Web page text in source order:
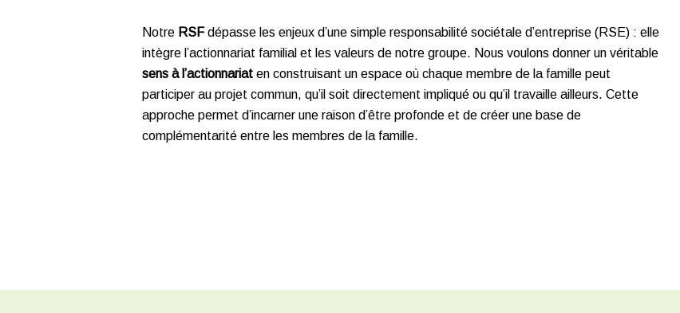
Notre RSFdépasse les enjeux d’une simple responsabilité sociétale d’entreprise (RSE) : elle
intègre l’actionnariat familial et les valeurs de notre groupe. Nous voulons donner un véritable
sens à l’actionnariaten construisant un espace où chaque membre de la famille peut
participer au projet commun, qu’il soit directement impliqué ou qu’il travaille ailleurs. Cette
approche permet d’incarner une raison d’être profonde et de créer une base de
complémentarité entre les membres de la famille.